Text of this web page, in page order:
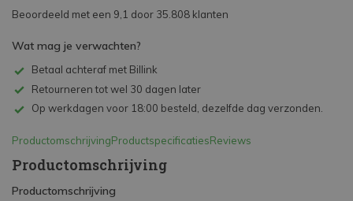
Beoordeeld met een 9,1 door 35.808 klanten
Wat mag je verwachten?
Betaal achteraf met Billink
Retourneren tot wel 30 dagen later
Op werkdagen voor 18:00 besteld, dezelfde dag verzonden.
ProductomschrijvingProductspecificatiesReviews
Productomschrijving
Productomschrijving